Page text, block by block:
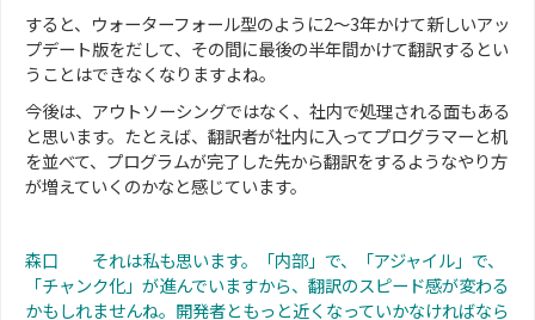
すると、ウォーターフォール型のように2～3年かけて新しいアッ
プデート版をだして、その間に最後の半年間かけて翻訳するとい
うことはできなくなりますよね。
今後は、アウトソーシングではなく、社内で処理される面もある
と思います。たとえば、翻訳者が社内に入ってプログラマーと机
を並べて、プログラムが完了した先から翻訳をするようなやり方
が増えていくのかなと感じています。
森口 それは私も思います。「内部」で、「アジャイル」で、
「チャンク化」が進んでいますから、翻訳のスピード感が変わる
かもしれませんね。開発者ともっと近くなっていかなければなら